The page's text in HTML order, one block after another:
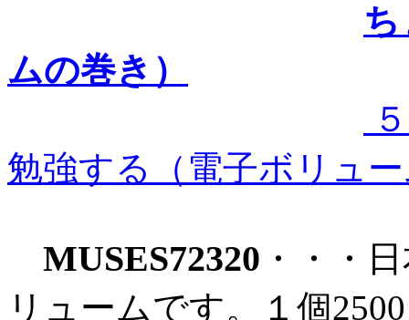
ムの巻き）
勉強する（電子ボリュ
MUSES72320 ・・・
リュームです。１個